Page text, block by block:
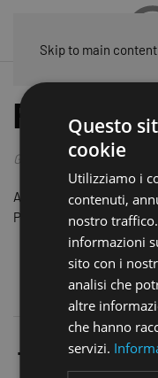
Skip to main content
FAMILY DAY
Giugno 2025
A Caravaggio - giornata
Pomeriggio si griglia in
Questo
cookie
Utilizziamo i
contenuti,
nostro
informazioni
sito con i
analisi che
altre
che hanno
servizi.